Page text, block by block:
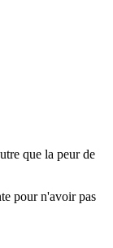
que la peur de
pour n'avoir pas